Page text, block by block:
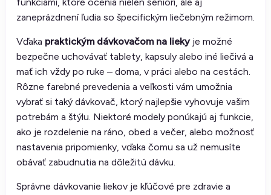
zaneprázdnení ľudia so špecifickým liečebným režimom.
Vďaka praktickým dávkovačom na liekyje možné
bezpečne uchovávať tablety, kapsuly alebo iné liečivá a
mať ich vždy po ruke – doma, v práci alebo na cestách.
Rôzne farebné prevedenia a veľkosti vám umožnia
vybrať si taký dávkovač, ktorý najlepšie vyhovuje vašim
potrebám a štýlu. Niektoré modely ponúkajú aj funkcie,
ako je rozdelenie na ráno, obed a večer, alebo možnosť
nastavenia pripomienky, vďaka čomu sa už nemusíte
obávať zabudnutia na dôležitú dávku.
Správne dávkovanie liekov je kľúčové pre zdravie a